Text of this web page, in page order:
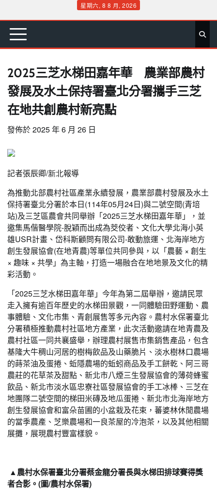
content
星期六, 8 8 月, 2026
首 要 娛 生 社 文 公 運 旅 政 地 專
2025三芝水梯田嘉年華 農業部農村
發展及水土保持署臺北分署攜手三芝
在地共創農村新亮點
發佈於2025 年 6 月 26 日
記者張辰卿/新北報導
為推動北部農村社區產業永續發展，農業部農村發展及水土
保持署臺北分署於本日(114年05月24日)與二號空間(青培
站)及三芝區農會共同舉辦「2025三芝水梯田嘉年華」，並
邀集馬偕醫學院-脫穎而出成為茭佼者、文化大學北海小英
雄USR計畫、岱科斯顧問有限公司-敢動旅運、北海岸地方
創生發展協會(在地青農)等單位共同參與，以「農藝 × 創生
× 趣味 × 共學」為主軸，打造一場融合在地地景及文化的精
彩活動。
「2025三芝水梯田嘉年華」今年為第二屆舉辦，邀請民眾
走入擁有逾百年歷史的水梯田景觀，一同體驗田野運動、農
事體驗、文化市集、青創展售等多元內容。農村水保署臺北
分署積極推動農村社區地方產業，此次活動邀請在地青農及
農村社區一同共襄盛舉，辦理農村展售市集銷售產品，包含
基隆大牛稠山河居的樹梅飲品及山藥脆片、淡水樹林口農場
的蒔茶油及蛋捲、蚯隱農場的蚯蚓商品及手工餅乾、阿三哥
農莊的花草茶及甜點、新北市八煙三生發展協會的薄荷蜂蜜
飲品、新北市淡水區忠寮社區發展協會的手工冰棒、三芝在
地團隊二號空間的梯田米磚及地瓜蛋捲、新北市北海岸地方
創生發展協會和富朵苗圃的小盆栽及花束，蕃婆林休閒農場
的當季農產、芝樂農場和一良茶屋的冷泡茶，以及其他相關
展攤，展現農村豐富樣貌。
▲農村水保署臺北分署蔡金龍分署長與水梯田排球賽得獎
者合影。(圖/農村水保署)